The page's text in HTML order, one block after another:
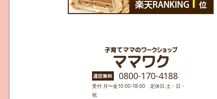
0800-170-4188
受付:月〜金10:00-18:00 定休日:土・日・
祝